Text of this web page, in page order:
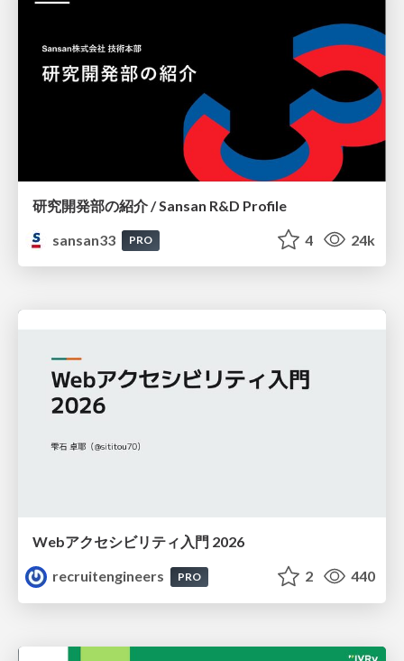
研究開発部の紹介 / Sansan R&D Profile
sansan33
PRO 4 24k
Webアクセシビリティ入門 2026
recruitengineers
PRO 2 440